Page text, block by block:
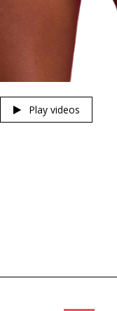
Play videos